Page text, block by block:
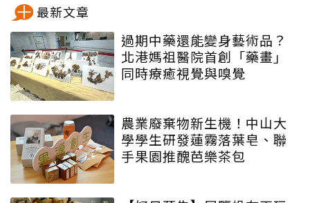
最新文章
過期中藥還能變身藝術品？
北港媽祖醫院首創「藥畫」
同時療癒視覺與嗅覺
農業廢棄物新生機！中山大
學學生研發蓮霧落葉皂、聯
手果園推醜芭樂茶包